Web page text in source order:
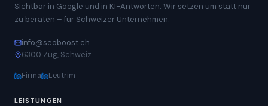
Sichtbar in Google und in KI-Antworten. Wir setzen um statt nur
zu beraten – für Schweizer Unternehmen.
info@seoboost.ch
6300 Zug, Schweiz
Firma Leutrim
LEISTUNGEN